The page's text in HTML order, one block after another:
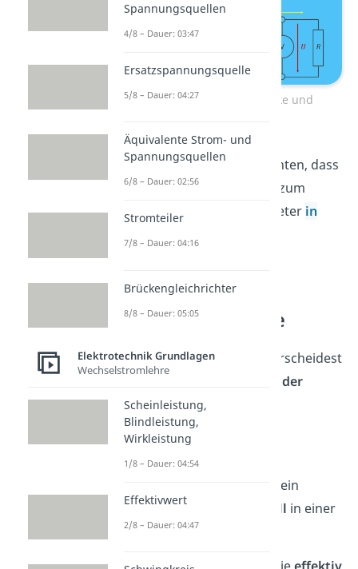
Messung von Stromstärke und
Dabei musst du darauf achten, dass
du das Voltmeter
zum
Bauteil und das Amperemeter in
Reihe
Verschiedene
Leistungsbegriffe
In der Elektrotechnik unterscheidest
Arten der
elektrischen Leistung
wichtigsten sind:
Nutzleistung
= elektrische Leistung, die ein
Verbraucher
im Normalfall in einer
gewissen Zeit
Spannungsquellen
4/8 – Dauer: 03:47
Ersatzspannungsquelle
5/8 – Dauer: 04:27
Äquivalente Strom- und
Spannungsquellen
6/8 – Dauer: 02:56
Stromteiler
7/8 – Dauer: 04:16
Brückengleichrichter
8/8 – Dauer: 05:05
Elektrotechnik Grundlagen
Wechselstromlehre
Scheinleistung,
Blindleistung,
Wirkleistung
1/8 – Dauer: 04:54
Effektivwert
2/8 – Dauer: 04:47